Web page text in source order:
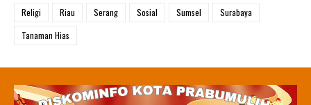
Religi
Riau Serang Sosial Sumsel
Surabaya
Tanaman Hias